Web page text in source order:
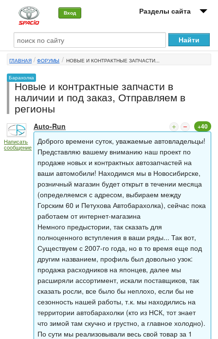
Вход Разделы сайта
О машине
Автоклуб
Форумы
Сервисы и услуги
Новости
ГЛАВНАЯ ФОРУМЫ НОВЫЕ И КОНТРАКТНЫЕ ЗАПЧАСТИ...
Барахолка
Новые и контрактные запчасти в
наличии и под заказ, Отправляем в
регионы
Написать
сообщение
Auto-Run +40
Доброго времени суток, уважаемые автовладельцы!
Представляю вашему вниманию наш проект по
продаже новых и контрактных автозапчастей на
ваши автомобили! Находимся мы в Новосибирске,
розничный магазин будет открыт в течении месяца
(определяемся с адресом, выбираем между
Горским 60 и Петухова Автобарахолка), сейчас пока
работаем от интернет-магазина
Немного предыстории, так сказать для
полноценного вступления в ваши ряды... Так вот,
Существуем с 2007-го года, но в то время еще под
другим названием, профиль был довольно узок:
продажа расходников на японцев, далее мы
расширяли ассортимент, искали поставщиков, так
сказать росли, все было бы неплохо, если бы не
сезонность нашей работы, т.к. мы находились на
территории автобарахолки (кто из НСК, тот знает
что зимой там скучно и грустно, а главное холодно).
По сути мы реализовывали весь свой товар за 1